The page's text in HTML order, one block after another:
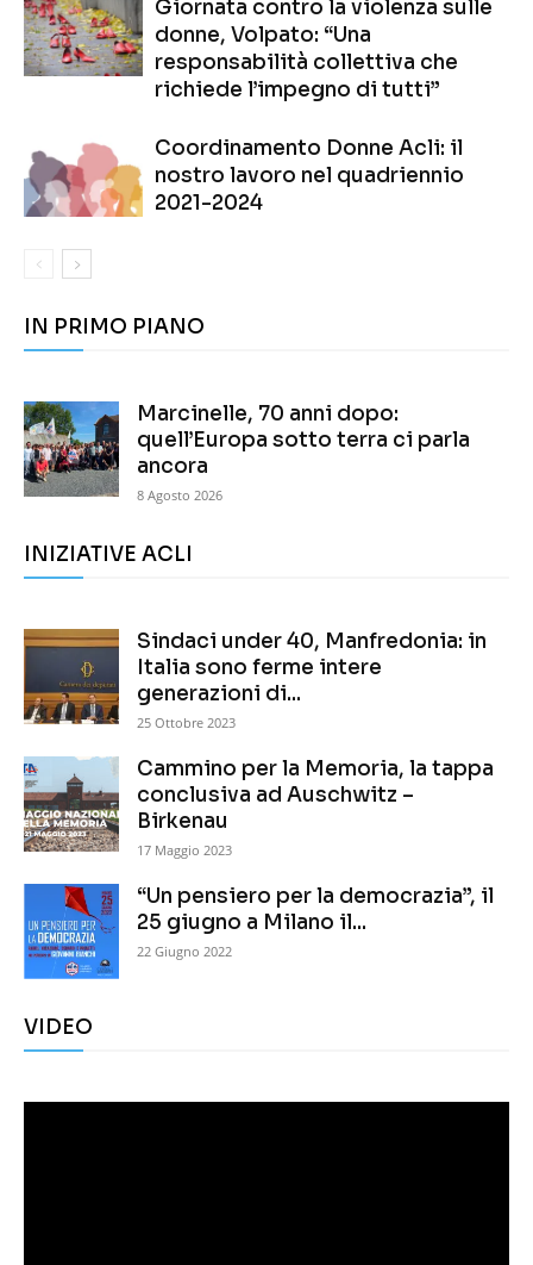
Giornata contro la violenza sulle
donne, Volpato: “Una
responsabilità collettiva che
richiede l’impegno di tutti”
Coordinamento Donne Acli: il
nostro lavoro nel quadriennio
2021-2024
IN PRIMO PIANO
Marcinelle, 70 anni dopo:
quell’Europa sotto terra ci parla
ancora
8 Agosto 2026
INIZIATIVE ACLI
Sindaci under 40, Manfredonia: in
Italia sono ferme intere
generazioni di...
25 Ottobre 2023
Cammino per la Memoria, la tappa
conclusiva ad Auschwitz –
Birkenau
17 Maggio 2023
“Un pensiero per la democrazia”, il
25 giugno a Milano il...
22 Giugno 2022
VIDEO